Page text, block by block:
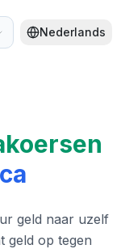
Nederlands
geld naar uzelf
geld op tegen